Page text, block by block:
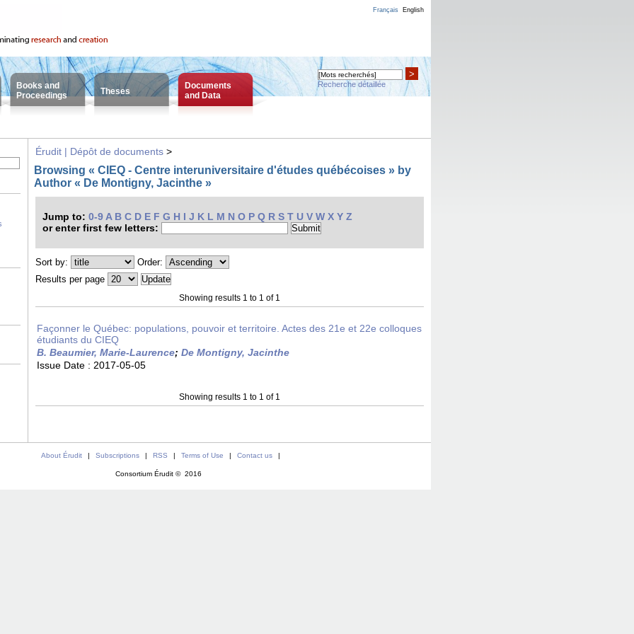
Français English
Books and
Proceedings
Theses
Documents
and Data
>
Recherche détaillée
Érudit | Dépôt de documents >
Browsing « CIEQ - Centre interuniversitaire d'études québécoises » by
Author « De Montigny, Jacinthe »
Jump to: 0-9 A B C D E F G H I J K L M N O P Q R S T U V W X Y Z
or enter first few letters:
Sort by:
Order:
Results per page
Showing results 1 to 1 of 1
Façonner le Québec: populations, pouvoir et territoire. Actes des 21e et 22e colloques
étudiants du CIEQ
B. Beaumier, Marie-Laurence; De Montigny, Jacinthe
Issue Date : 2017-05-05
Showing results 1 to 1 of 1
About Érudit | Subscriptions | RSS | Terms of Use | Contact us |
Consortium Érudit © 2016